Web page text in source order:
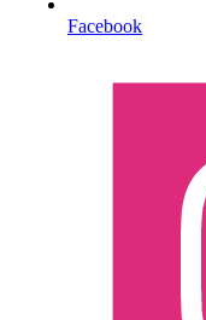
Facebook